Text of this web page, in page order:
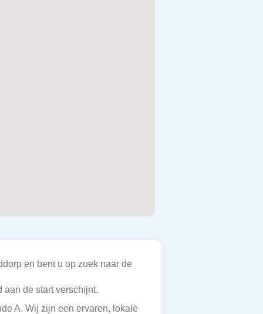
en bent u op zoek naar de
de start verschijnt.
A. Wij zijn een ervaren, lokale